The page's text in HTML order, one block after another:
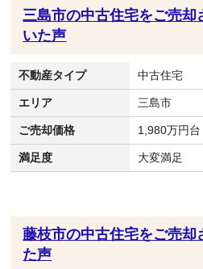
三島市の中古住宅をご売却
いた声
不動産タイプ 中古住宅
エリア 三島市
ご売却価格 1,980万円台
満足度 大変満足
藤枝市の中古住宅をご売却
た声